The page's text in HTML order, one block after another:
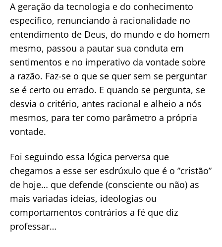
A geração da tecnologia e do conhecimento
específico, renunciando à racionalidade no
entendimento de Deus, do mundo e do homem
mesmo, passou a pautar sua conduta em
sentimentos e no imperativo da vontade sobre
a razão. Faz-se o que se quer sem se perguntar
se é certo ou errado. E quando se pergunta, se
desvia o critério, antes racional e alheio a nós
mesmos, para ter como parâmetro a própria
vontade.
Foi seguindo essa lógica perversa que
chegamos a esse ser esdrúxulo que é o ”cristão”
de hoje… que defende (consciente ou não) as
mais variadas ideias, ideologias ou
comportamentos contrários a fé que diz
professar…